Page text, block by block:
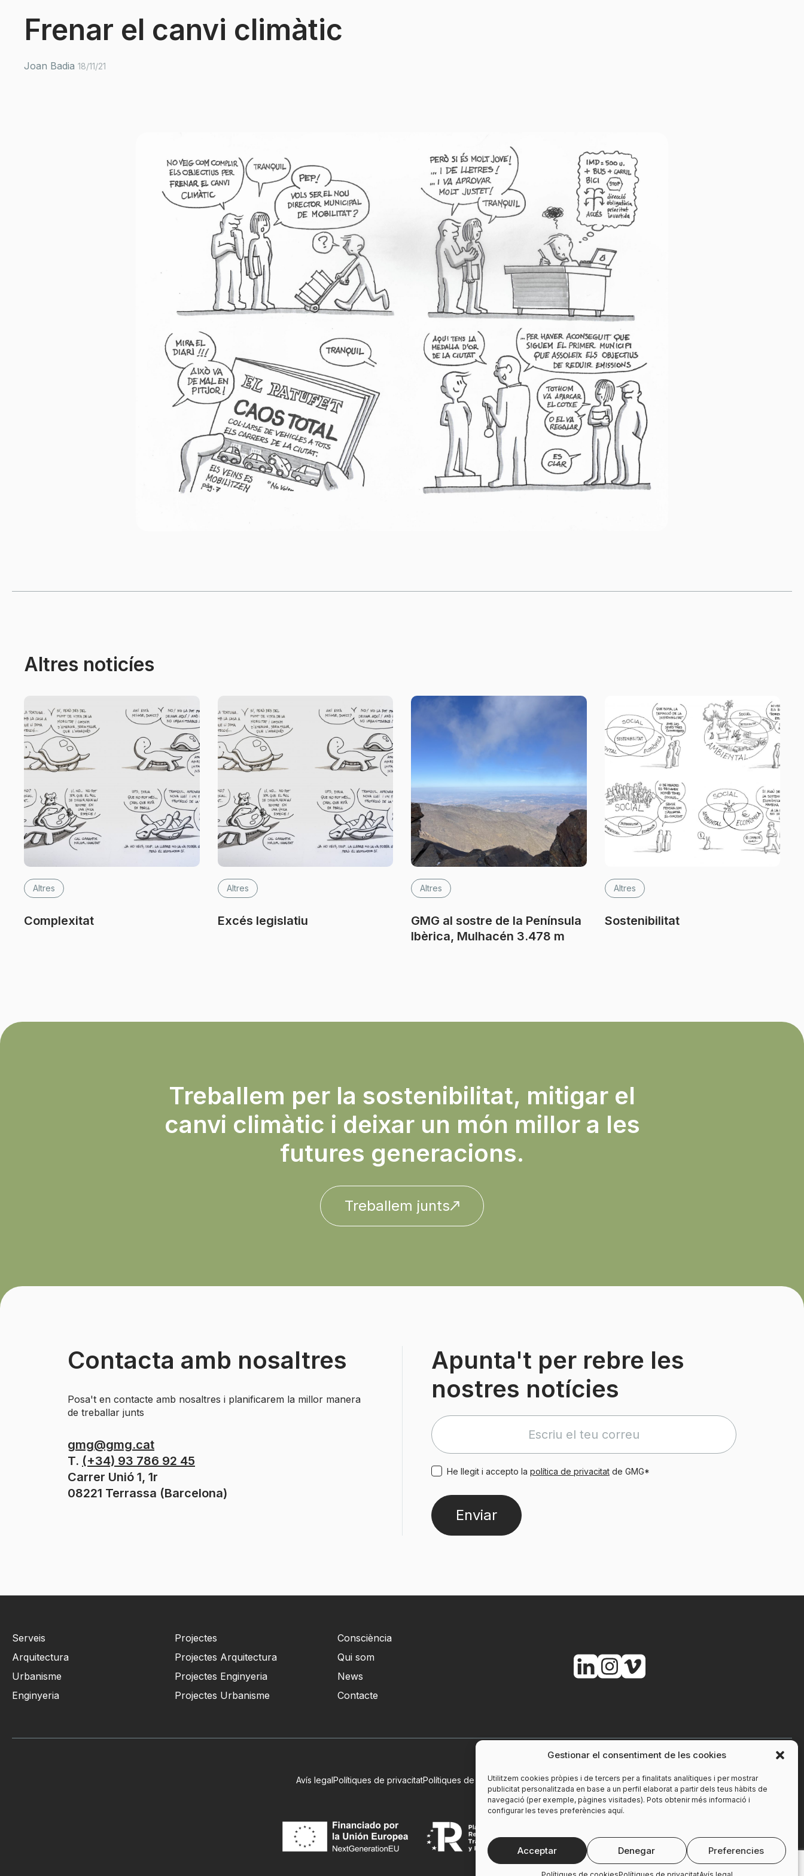
Gestionar el consentiment de les cookies
Utilitzem cookies pròpies i de tercers per a finalitats analítiques i per mostrar
publicitat personalitzada en base a un perfil elaborat a partir dels teus hàbits de
navegació (per exemple, pàgines visitades). Pots obtenir més informació i
configurar les teves preferències aquí.
Acceptar Denegar Preferencies
Frenar el canvi climàtic
Joan Badia 18/11/21
Altres noticíes
Altres
Complexitat
Altres
Excés legislatiu
Altres
GMG al sostre de la Península
Ibèrica, Mulhacén 3.478 m
Altres
Sostenibilitat
Treballem per la sostenibilitat, mitigar el
canvi climàtic i deixar un món millor a les
futures generacions.
Treballem junts
Contacta amb nosaltres
Posa't en contacte amb nosaltres i planificarem la millor manera
de treballar junts
gmg@gmg.cat
T. (+34) 93 786 92 45
Carrer Unió 1, 1r
08221 Terrassa (Barcelona)
Apunta't per rebre les
nostres notícies
He llegit i accepto la política de privacitat de GMG*
Serveis
Arquitectura
Urbanisme
Enginyeria
Projectes
Projectes Arquitectura
Projectes Enginyeria
Projectes Urbanisme
Consciència
Qui som
News
Contacte
Avís legalPolítiques de privacitatPolítiques de cookies